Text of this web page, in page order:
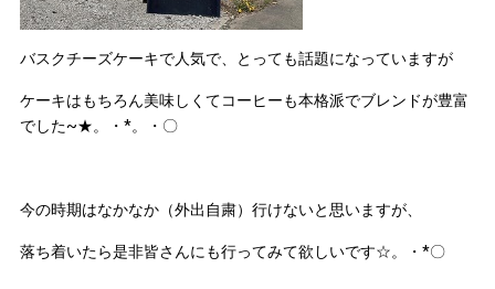
バスクチーズケーキで人気で、とっても話題になっていますが
ケーキはもちろん美味しくてコーヒーも本格派でブレンドが豊富
でした~★。・*。・〇
今の時期はなかなか（外出自粛）行けないと思いますが、
落ち着いたら是非皆さんにも行ってみて欲しいです☆。・*〇